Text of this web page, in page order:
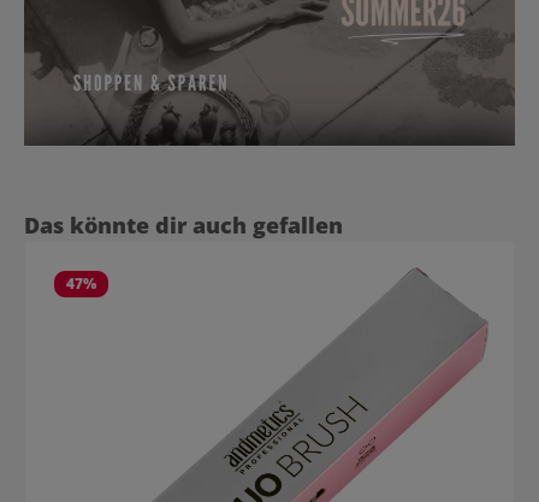
Produktgalerie überspringen
Das könnte dir auch gefallen
47%